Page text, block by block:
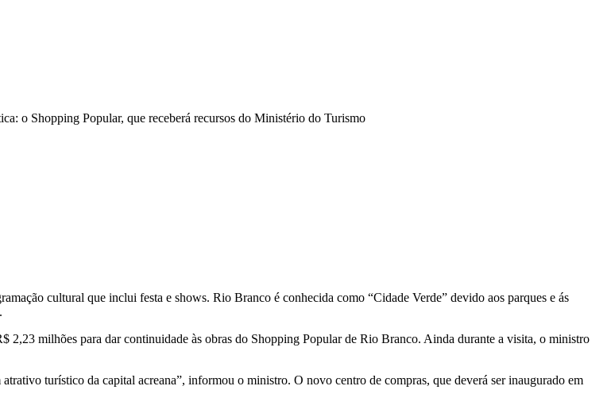
o Shopping Popular, que receberá recursos do Ministério do Turismo
cultural que inclui festa e shows. Rio Branco é conhecida como “Cidade Verde” devido aos parques e ás
milhões para dar continuidade às obras do Shopping Popular de Rio Branco. Ainda durante a visita, o ministro
turístico da capital acreana”, informou o ministro. O novo centro de compras, que deverá ser inaugurado em